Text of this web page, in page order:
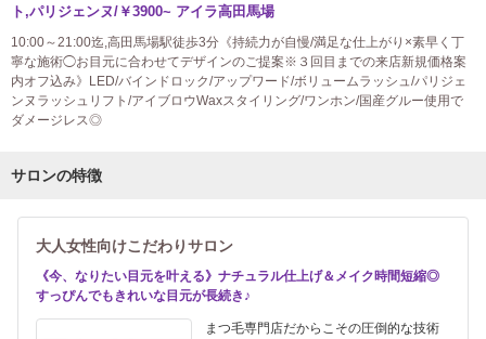
ト,パリジェンヌ/￥3900~ アイラ高田馬場
10:00～21:00迄,高田馬場駅徒歩3分《持続力が自慢/満足な仕上がり×素早く丁
寧な施術◯お目元に合わせてデザインのご提案※３回目までの来店新規価格案
内オフ込み》LED/バインドロック/アップワード/ボリュームラッシュ/パリジェ
ンヌラッシュリフト/アイブロウWaxスタイリング/ワンホン/国産グルー使用で
ダメージレス◎
サロンの特徴
大人女性向けこだわりサロン
《今、なりたい目元を叶える》ナチュラル仕上げ＆メイク時間短縮◎
すっぴんでもきれいな目元が長続き♪
まつ毛専門店だからこその圧倒的な技術